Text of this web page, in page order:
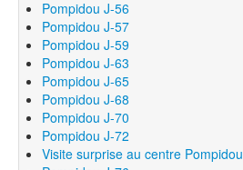
Pompidou J-56
Pompidou J-57
Pompidou J-59
Pompidou J-63
Pompidou J-65
Pompidou J-68
Pompidou J-70
Pompidou J-72
Visite surprise au centre Pompidou